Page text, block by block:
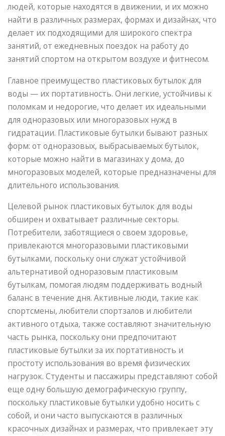
людей, которые находятся в движении, и их можно
найти в различных размерах, формах и дизайнах, что
делает их подходящими для широкого спектра
занятий, от ежедневных поездок на работу до
занятий спортом на открытом воздухе и фитнесом.
Главное преимущество пластиковых бутылок для
воды — их портативность. Они легкие, устойчивы к
поломкам и недорогие, что делает их идеальными
для одноразовых или многоразовых нужд в
гидратации. Пластиковые бутылки бывают разных
форм: от одноразовых, выбрасываемых бутылок,
которые можно найти в магазинах у дома, до
многоразовых моделей, которые предназначены для
длительного использования.
Целевой рынок пластиковых бутылок для воды
обширен и охватывает различные секторы.
Потребители, заботящиеся о своем здоровье,
привлекаются многоразовыми пластиковыми
бутылками, поскольку они служат устойчивой
альтернативой одноразовым пластиковым
бутылкам, помогая людям поддерживать водный
баланс в течение дня. Активные люди, такие как
спортсмены, любители спортзалов и любители
активного отдыха, также составляют значительную
часть рынка, поскольку они предпочитают
пластиковые бутылки за их портативность и
простоту использования во время физических
нагрузок. Студенты и пассажиры представляют собой
еще одну большую демографическую группу,
поскольку пластиковые бутылки удобно носить с
собой, и они часто выпускаются в различных
красочных дизайнах и размерах, что привлекает эту